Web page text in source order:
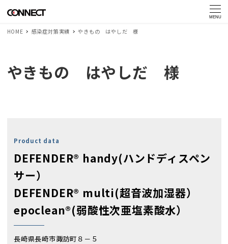
MENU
HOME 感染症対策実績 やきもの はやしだ 様
やきもの はやしだ 様
Product data
DEFENDER® handy(ハンドディスペン
サー）
DEFENDER® multi(超音波加湿器）
epoclean®(弱酸性次亜塩素酸水）
長崎県長崎市諏訪町８－５